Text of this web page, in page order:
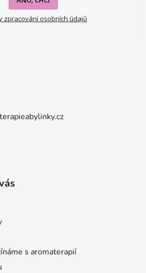
zpracování osobních údajů
s aromaterapií